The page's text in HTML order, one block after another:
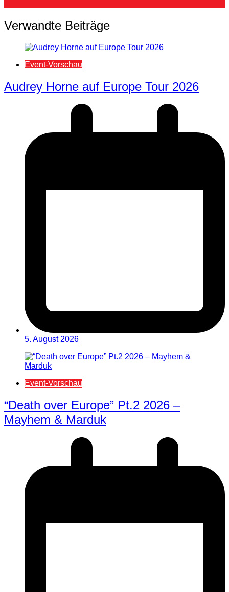
Verwandte Beiträge
Event-Vorschau
Audrey Horne auf Europe Tour 2026
5. August 2026
Event-Vorschau
“Death over Europe” Pt.2 2026 –
Mayhem & Marduk